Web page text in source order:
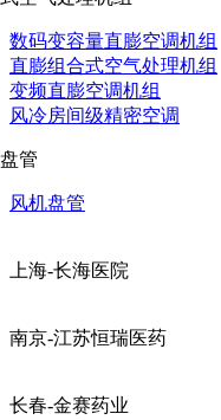
数码变容量直膨空调机组
直膨组合式空气处理机组
变频直膨空调机组
风冷房间级精密空调
管
风机盘管
上海-长海医院
南京-江苏恒瑞医药
长春-金赛药业